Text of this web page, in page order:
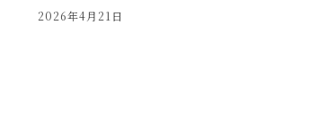
2026年4月21日